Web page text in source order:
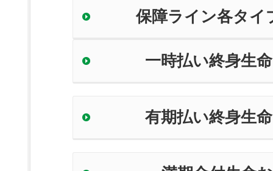
保障ライン各タイ
一時払い終身生
有期払い終身生